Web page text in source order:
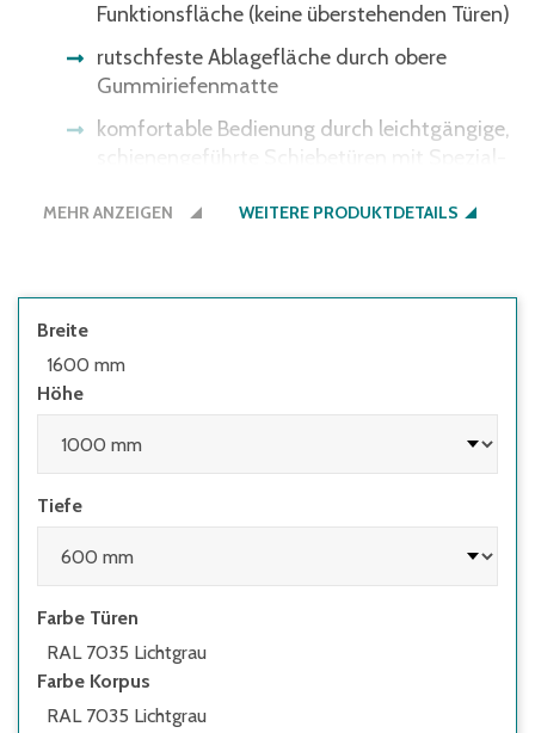
Funktionsfläche (keine überstehenden Türen)
rutschfeste Ablagefläche durch obere
Gummiriefenmatte
komfortable Bedienung durch leichtgängige,
schienengeführte Schiebetüren mit Spezial-
hohe Tragkraft pro Einlegeboden 70 kg,
Schrank- und Fußbodenschutz durch
Korpus und Türen lackiert in RAL 7035
Lichtgrau - andere Farbkombinationen auf
MEHR ANZEIGEN WEITERE PRODUKTDETAILS
Breite
1600 mm
Höhe
Tiefe
Farbe Türen
RAL 7035 Lichtgrau
Farbe Korpus
RAL 7035 Lichtgrau